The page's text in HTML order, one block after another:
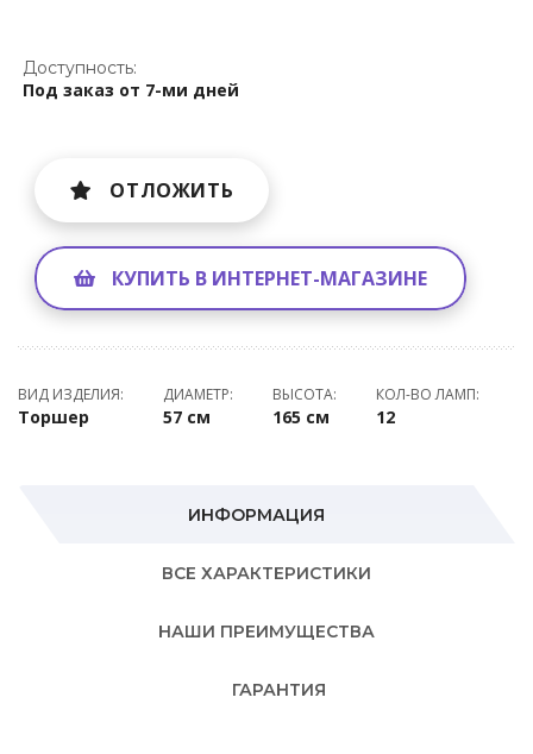
Доступность:
Под заказ от 7-ми дней
ОТЛОЖИТЬ
КУПИТЬ В ИНТЕРНЕТ-МАГАЗИНЕ
ВИД ИЗДЕЛИЯ:
Торшер
ДИАМЕТР:
57 см
ВЫСОТА:
165 см
КОЛ-ВО ЛАМП:
12
ИНФОРМАЦИЯ
ВСЕ ХАРАКТЕРИСТИКИ
НАШИ ПРЕИМУЩЕСТВА
ГАРАНТИЯ